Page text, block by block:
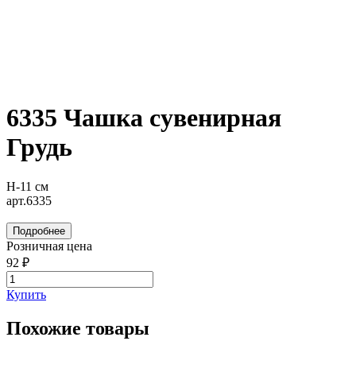
6335 Чашка сувенирная
Грудь
Н-11 см
арт.6335
Подробнее
Розничная цена
92 ₽
Купить
Похожие товары